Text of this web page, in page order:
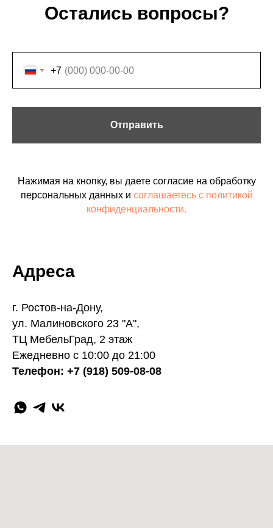
Остались вопросы?
+7
Отправить
Нажимая на кнопку, вы даете согласие на обработку
персональных данных и соглашаетесь c политикой
конфиденциальности.
Адреса
г. Ростов-на-Дону,
ул. Малиновского 23 "А",
ТЦ МебельГрад, 2 этаж
Ежедневно с 10:00 до 21:00
Телефон: +7 (918) 509-08-08